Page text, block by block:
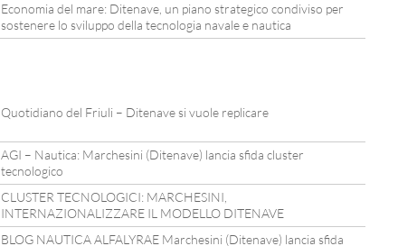
Economia del mare: Ditenave, un piano strategico condiviso per
sostenere lo sviluppo della tecnologia navale e nautica
Quotidiano del Friuli – Ditenave si vuole replicare
AGI – Nautica: Marchesini (Ditenave) lancia sfida cluster
tecnologico
CLUSTER TECNOLOGICI: MARCHESINI,
INTERNAZIONALIZZARE IL MODELLO DITENAVE
BLOG NAUTICA ALFALYRAE Marchesini (Ditenave) lancia sfida